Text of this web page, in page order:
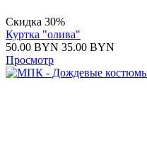
Скидка 30%
Куртка "олива"
50.00 BYN 35.00 BYN
Просмотр